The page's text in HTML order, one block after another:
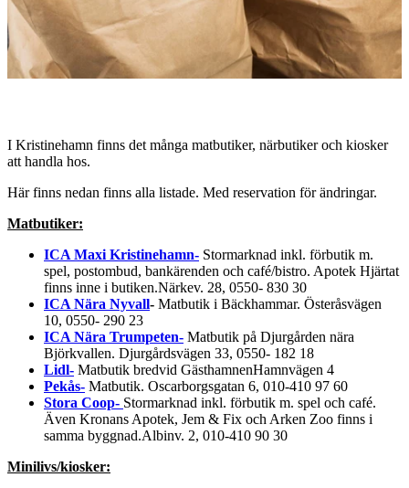
I Kristinehamn finns det många matbutiker, närbutiker och kiosker
att handla hos.
Här finns nedan finns alla listade. Med reservation för ändringar.
Matbutiker:
ICA Maxi Kristinehamn- Stormarknad inkl. förbutik m.
spel, postombud, bankärenden och café/bistro. Apotek Hjärtat
finns inne i butiken.Närkev. 28, 0550- 830 30
ICA Nära Nyvall- Matbutik i Bäckhammar. Österåsvägen
10, 0550- 290 23
ICA Nära Trumpeten- Matbutik på Djurgården nära
Björkvallen. Djurgårdsvägen 33, 0550- 182 18
Lidl- Matbutik bredvid GästhamnenHamnvägen 4
Pekås- Matbutik. Oscarborgsgatan 6, 010-410 97 60
Stora Coop- Stormarknad inkl. förbutik m. spel och café.
Även Kronans Apotek, Jem & Fix och Arken Zoo finns i
samma byggnad.Albinv. 2, 010-410 90 30
Minilivs/kiosker: